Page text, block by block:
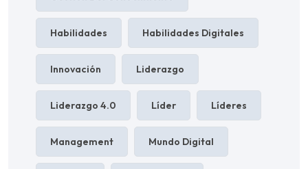
Habilidades Habilidades Digitales
Innovación Liderazgo
Liderazgo 4.0 Líder Líderes
Management Mundo Digital